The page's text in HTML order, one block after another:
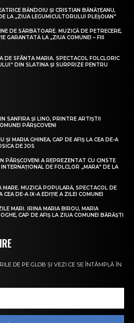
BĂNDOIU ȘI CRISTIAN BĂNĂȚEANU,
LA „ZIUA LEGUMICULTORULUI PLEȘOIAN”
DE SĂRBĂTOARE. MUZICĂ DE PETRECERE,
GARANTATĂ LA „ZIUA COMUNEI – FIII
DE SFÂNTA MARIA. SPECTACOL FOLCLORIC
DIN SLATINA ȘI SURPRIZE PENTRU
SANFIRA ȘI LINO, PRINTRE ARTIȘTII
PÂRȘCOVENI
ȘI MARIA GHINEA, CAP DE AFIȘ LA CEA DE-A
DE JOS
PÂRȘCOVENI A REPREZENTAT CU CINSTE
DE FOLCLOR „MARA” DE LA
MARE. MUZICĂ POPULARĂ, SPECTACOL DE
CEA DE-A IX-A EDIȚIE A ZILEI COMUNEI
MARI. IRINA MARIA BIROU, MARIA
CAP DE AFIȘ LA ZIUA COMUNEI BĂRĂȘTI
DE PE GLOB ȘI VEZI CE SE ÎNTÂMPLĂ ÎN